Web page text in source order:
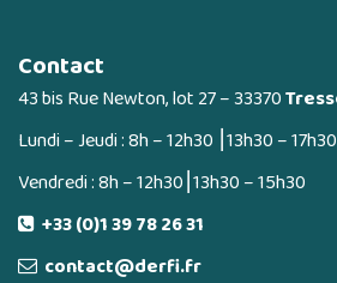
Contact
43 bis Rue Newton, lot 27 – 33370
Lundi – Jeudi : 8h – 12h30 ⎮13h30 – 17h30
Vendredi : 8h – 12h30⎮13h30 – 15h30
+33 (0)1 39 78 26 31
contact@derfi.fr